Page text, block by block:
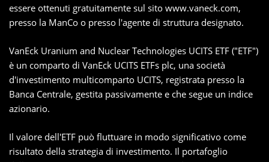
essere ottenuti gratuitamente sul sito www.vaneck.com,
presso la ManCo o presso l'agente di struttura designato.
VanEck Uranium and Nuclear Technologies UCITS ETF ("ETF")
è un comparto di VanEck UCITS ETFs plc, una società
d'investimento multicomparto UCITS, registrata presso la
Banca Centrale, gestita passivamente e che segue un indice
azionario.
Il valore dell'ETF può fluttuare in modo significativo come
risultato della strategia di investimento. Il portafoglio